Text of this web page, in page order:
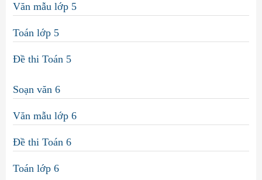
Văn mẫu lớp 5
Toán lớp 5
Đề thi Toán 5
Soạn văn 6
Văn mẫu lớp 6
Đề thi Toán 6
Toán lớp 6